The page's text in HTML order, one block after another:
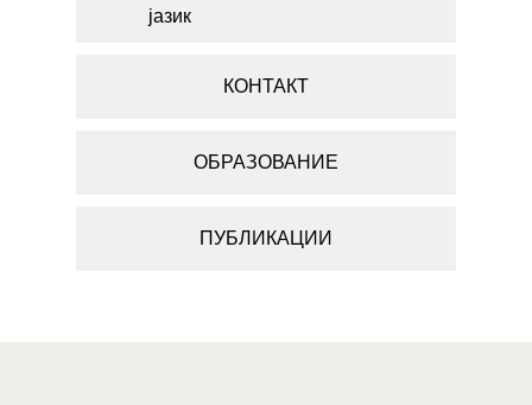
КОНТАКТ
ОБРАЗОВАНИЕ
ПУБЛИКАЦИИ
јазик